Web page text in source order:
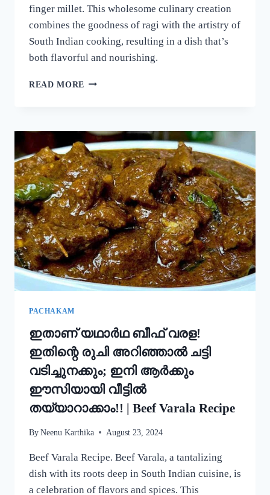
finger millet. This wholesome culinary creation
combines the goodness of ragi with the artistry of
South Indian cooking, resulting in a dish that’s
both flavorful and nourishing.
READ MORE റാഗി
രുചി
കൂടാനും
ഈ
ഒരു
പൊടികൈ
ചെയ്യൂ!
പഞ്ഞിക്കെട്ട്
പോലെ
ഒരു
റാഗി
പുട്ട്!
|
SPECIAL
PACHAKAM
ഇതാണ് യഥാർഥ ബീഫ് വരള!
ഇതിന്റെ രുചി അറിഞ്ഞാൽ ചട്ടി
വടിച്ചുനക്കും; ഇനി ആർക്കും
ഈസിയായി വീട്ടിൽ
തയ്യാറാക്കാം!! | Beef Varala Recipe
By Neenu Karthika August 23, 2024
Beef Varala Recipe. Beef Varala, a tantalizing
dish with its roots deep in South Indian cuisine, is
a celebration of flavors and spices. This